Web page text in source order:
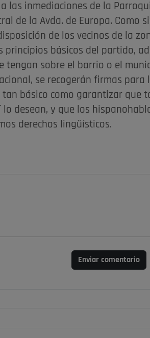
las inmediaciones de la
de la Avda. de Europa. Como
de los vecinos de la
básicos del partido,
tengan sobre el barrio o el
se recogerán firmas para
básico como garantizar que
desean, y que los
derechos lingüísticos.
Enviar comentario